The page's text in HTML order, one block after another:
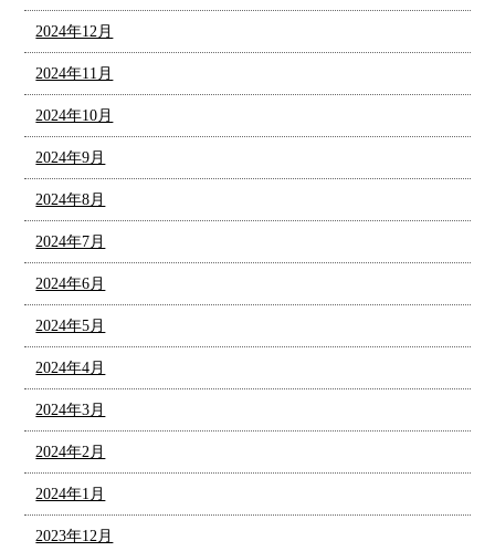
2024年12月
2024年11月
2024年10月
2024年9月
2024年8月
2024年7月
2024年6月
2024年5月
2024年4月
2024年3月
2024年2月
2024年1月
2023年12月